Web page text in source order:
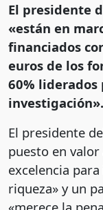
El presidente
«están en
financiados
euros de los
60% liderados
investigación».
El presidente
puesto en valor
excelencia
riqueza» y un